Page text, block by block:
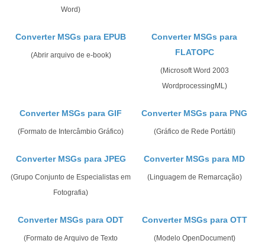
Word)
Converter MSGs para EPUB
(Abrir arquivo de e-book)
Converter MSGs para
FLATOPC
(Microsoft Word 2003
WordprocessingML)
Converter MSGs para GIF
(Formato de Intercâmbio Gráfico)
Converter MSGs para PNG
(Gráfico de Rede Portátil)
Converter MSGs para JPEG
(Grupo Conjunto de Especialistas em
Fotografia)
Converter MSGs para MD
(Linguagem de Remarcação)
Converter MSGs para ODT
(Formato de Arquivo de Texto
Converter MSGs para OTT
(Modelo OpenDocument)